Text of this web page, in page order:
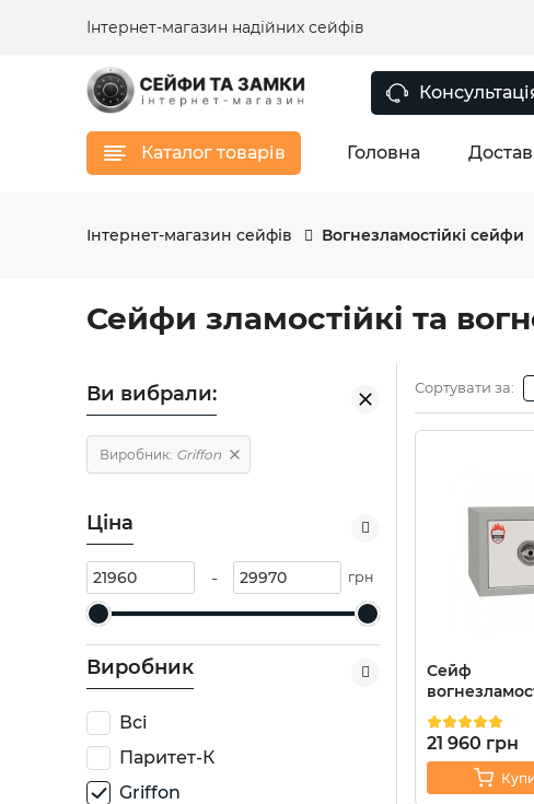
Інтернет-магазин надійних сейфів
Каталог товарів Головна
Інтернет-магазин сейфів Вогнезламостійкі сейфи
Сейфи зламостійкі та
Ви вибрали:
Виробник: Griffon
Ціна
- грн
Виробник
Всі
Паритет-К
Griffon
Сортувати за:
Сейф
F.30CLI.30.E
21 960 грн